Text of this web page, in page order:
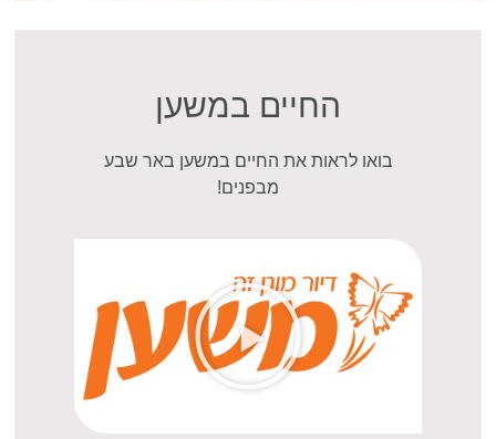
החיים במשען
בואו לראות את החיים במשען באר שבע
מבפנים!